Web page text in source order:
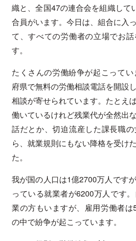
織と、全国47の連合会を組織して
合員がいます。今日は、組合に入
て、すべての労働者の立場でお
す。
たくさんの労働紛争が起こって
府県で無料の労働相談電話を開設
相談が寄せられています。たとえ
働いているけれど残業代が全然出
話だとか、切迫流産した課長職
ら、就業規則にもない降格を受け
た。
我が国の人口は1億2700万人です
っている就業者が6200万人です
業の方もいますが、雇用労働者
の中で紛争が起こっています。